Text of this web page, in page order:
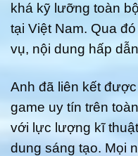
khá kỹ lưỡng toàn
tại Việt Nam. Qua
vụ, nội dung hấp
Anh đã liên kết
game uy tín trên
với lực lượng kĩ
dung sáng tạo. Mọi